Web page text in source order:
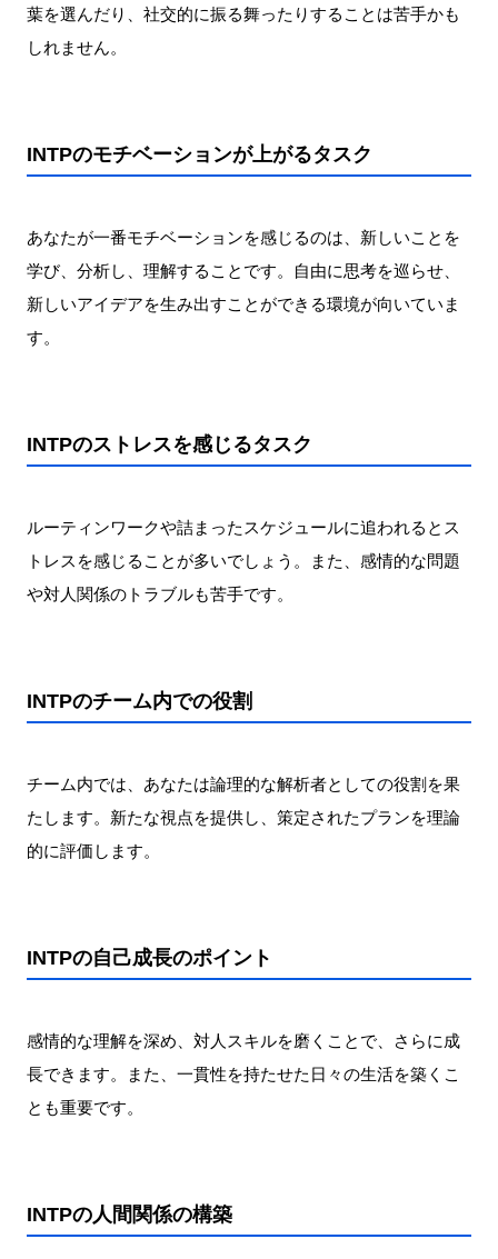
葉を選んだり、社交的に振る舞ったりすることは苦手かも
しれません。
INTPのモチベーションが上がるタスク
あなたが一番モチベーションを感じるのは、新しいことを
学び、分析し、理解することです。自由に思考を巡らせ、
新しいアイデアを生み出すことができる環境が向いていま
す。
INTPのストレスを感じるタスク
ルーティンワークや詰まったスケジュールに追われるとス
トレスを感じることが多いでしょう。また、感情的な問題
や対人関係のトラブルも苦手です。
INTPのチーム内での役割
チーム内では、あなたは論理的な解析者としての役割を果
たします。新たな視点を提供し、策定されたプランを理論
的に評価します。
INTPの自己成長のポイント
感情的な理解を深め、対人スキルを磨くことで、さらに成
長できます。また、一貫性を持たせた日々の生活を築くこ
とも重要です。
INTPの人間関係の構築